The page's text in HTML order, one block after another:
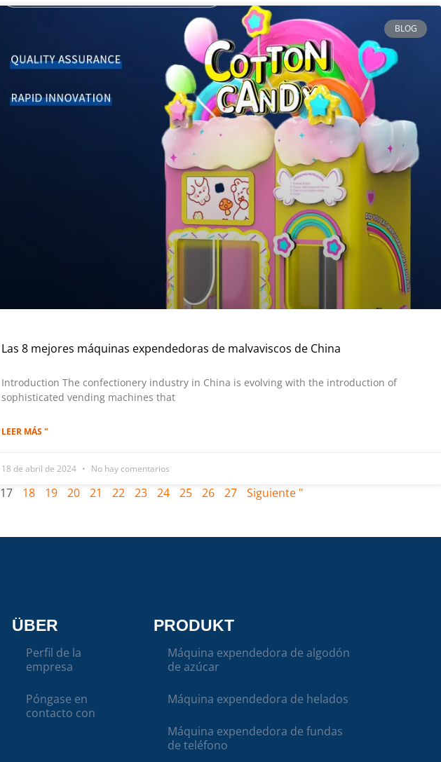
BLOG
Las 8 mejores máquinas expendedoras de malvaviscos de China
Introduction The confectionery industry in China is evolving with the introduction of
sophisticated vending machines that
LEER MÁS "
18 de abril de 2024 No hay comentarios
17 18 19 20 21 22 23 24 25 26 27 Siguiente "
ÜBER
Perfil de la
empresa
Póngase en
contacto con
PRODUKT
Máquina expendedora de algodón
de azúcar
Máquina expendedora de helados
Máquina expendedora de fundas
de teléfono